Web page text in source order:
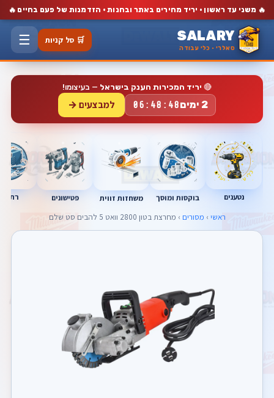
🔥 משני עד ראשון · יריד מחירים באתר ובחנות · הזדמנות של פעם בחיים 🔥
SALARY
סאלרי · כלי עבודה
🛒 סל קניות ☰
🔴 יריד המכירות הענק בישראל — בעיצומו!
2 ימים 06:48:48 למבצעים →
נטענים בוקסות ומוסך משחזות זווית פטישונים
ראשי › מסורים › מחרצת בטון 2800 וואט 5 להבים סט שלם